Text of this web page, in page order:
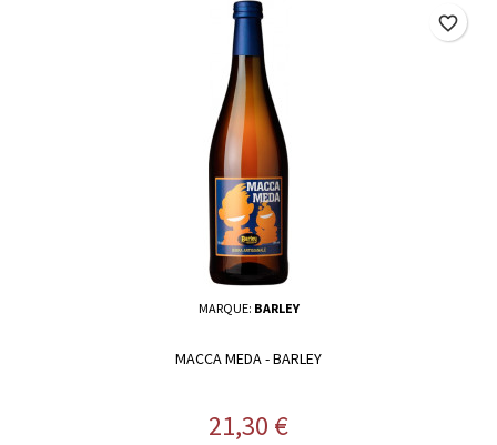
MARQUE: BARLEY
MACCA MEDA - BARLEY
Prix
21,30 €
favorite_border